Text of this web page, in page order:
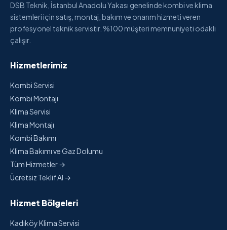
DSB Teknik, İstanbul Anadolu Yakası genelinde kombi ve klima
sistemleri için satış, montaj, bakım ve onarım hizmeti veren
profesyonel teknik servistir. %100 müşteri memnuniyeti odaklı
çalışır.
Hizmetlerimiz
Kombi Servisi
Kombi Montajı
Klima Servisi
Klima Montajı
Kombi Bakımı
Klima Bakımı ve Gaz Dolumu
Tüm Hizmetler →
Ücretsiz Teklif Al →
Hizmet Bölgeleri
Kadıköy Klima Servisi